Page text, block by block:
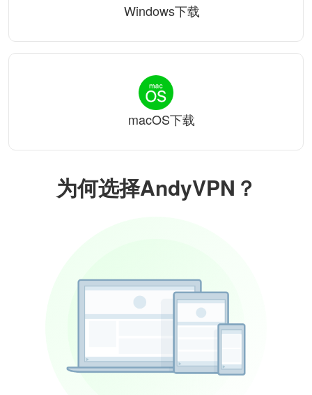
为何选择AndyVPN？
Windows下载
macOS下载